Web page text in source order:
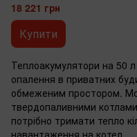
18 221 грн
Купити
Теплоакумулятори на 50
опалення в приватних
обмеженим простором.
твердопаливними
потрібно тримати тепло
навантаження на котел.